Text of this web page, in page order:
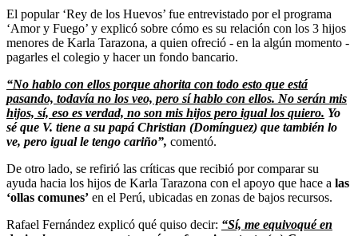
El popular ‘Rey de los Huevos’ fue entrevistado por el programa
‘Amor y Fuego’ y explicó sobre cómo es su relación con los 3 hijos
menores de Karla Tarazona, a quien ofreció - en la algún momento -
pagarles el colegio y hacer un fondo bancario.
“No hablo con ellos porque ahorita con todo esto que está
pasando, todavía no los veo, pero sí hablo con ellos. No serán mis
hijos, sí, eso es verdad, no son mis hijos pero igual los quiero. Yo
sé que V. tiene a su papá Christian (Domínguez) que también lo
ve, pero igual le tengo cariño”, comentó.
De otro lado, se refirió las críticas que recibió por comparar su
ayuda hacia los hijos de Karla Tarazona con el apoyo que hace a las
‘ollas comunes’ en el Perú, ubicadas en zonas de bajos recursos.
Rafael Fernández explicó qué quiso decir: “Sí, me equivoqué en